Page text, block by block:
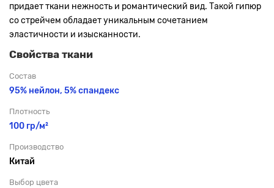
придает ткани нежность и романтический вид. Такой гипюр
со стрейчем обладает уникальным сочетанием
эластичности и изысканности.
Свойства ткани
Состав
95% нейлон, 5% спандекс
Плотность
100 гр/м²
Производство
Китай
Выбор цвета